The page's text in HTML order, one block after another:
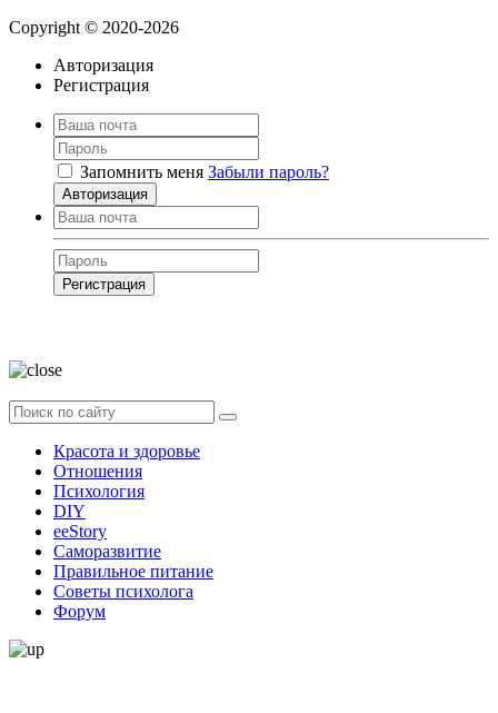
Copyright © 2020-2026
Авторизация
Регистрация
Запомнить меня Забыли пароль?
Авторизация
Регистрация
Красота и здоровье
Отношения
Психология
DIY
ееStory
Саморазвитие
Правильное питание
Советы психолога
Форум